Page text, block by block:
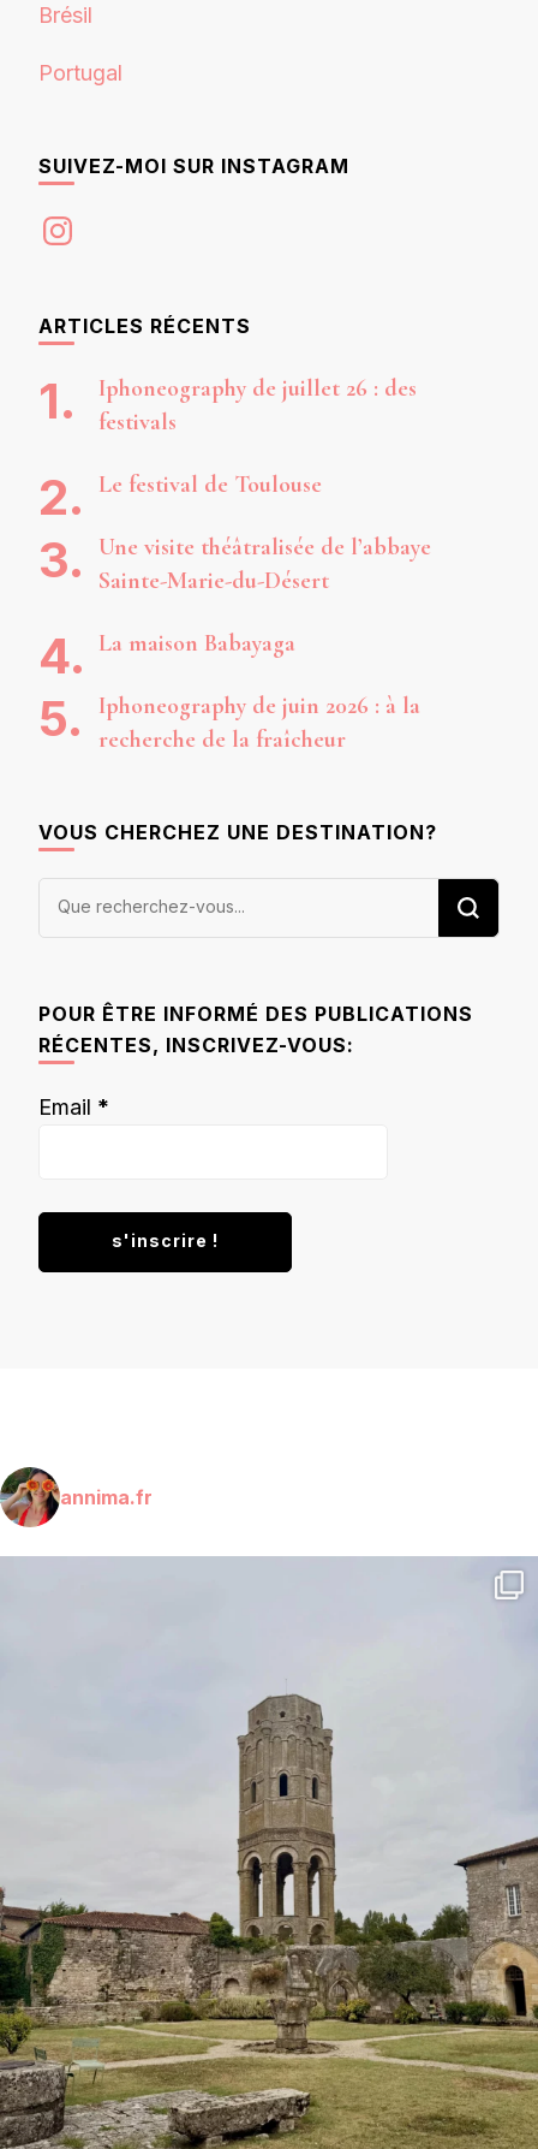
Brésil
Portugal
SUIVEZ-MOI SUR INSTAGRAM
Instagram
ARTICLES RÉCENTS
Iphoneography de juillet 26 : des
festivals
Le festival de Toulouse
Une visite théâtralisée de l’abbaye
Sainte-Marie-du-Désert
La maison Babayaga
Iphoneography de juin 2026 : à la
recherche de la fraîcheur
VOUS CHERCHEZ UNE DESTINATION?
Vous
POUR ÊTRE INFORMÉ DES PUBLICATIONS
RÉCENTES, INSCRIVEZ-VOUS:
Email *
annima.fr